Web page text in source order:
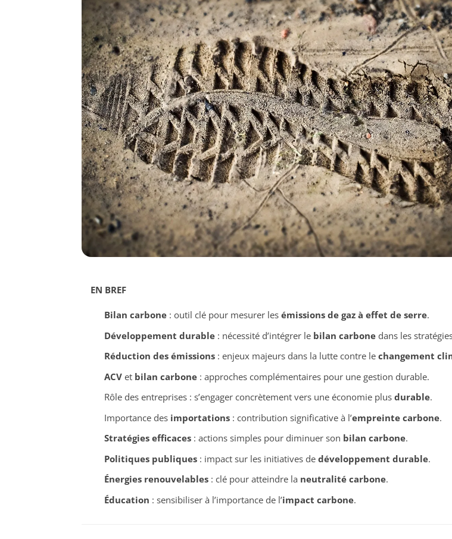
EN BREF
Bilan carbone: outil clé pour mesurer les émissions de gaz à effet de serre.
Développement durable: nécessité d’intégrer le bilan carbonedans les
Réduction des émissions: enjeux majeurs dans la lutte contre le changement
ACVet bilan carbone: approches complémentaires pour une gestion durable.
Rôle des entreprises : s’engager concrètement vers une économie plus durable.
Importance des importations: contribution significative à l’empreinte carbone.
Stratégies efficaces: actions simples pour diminuer son bilan carbone.
Politiques publiques: impact sur les initiatives de développement durable.
Énergies renouvelables: clé pour atteindre la neutralité carbone.
Éducation : sensibiliser à l’importance de l’impact carbone.